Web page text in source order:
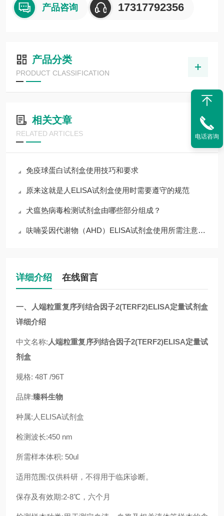
产品咨询 17317792356
产品分类
PRODUCT CLASSIFICATION
相关文章
RELATED ARTICLES
免疫球蛋白试剂盒使用技巧和要求
原来这就是人ELISA试剂盒使用时需要遵守的规范
犬瘟热病毒检测试剂盒由哪些部分组成？
呋喃妥因代谢物（AHD）ELISA试剂盒使用所需注意的事项
详细介绍 在线留言
一、人端粒重复序列结合因子2(TERF2)ELISA定量试剂盒
详细介绍
中文名称: 人端粒重复序列结合因子2(TERF2)ELISA定量试
剂盒
规格: 48T /96T
品牌:臻科生物
种属:人ELISA试剂盒
检测波长:450 nm
所需样本体积: 50ul
适用范围:仅供科研，不得用于临床诊断。
保存及有效期:2-8℃，六个月
电话咨询